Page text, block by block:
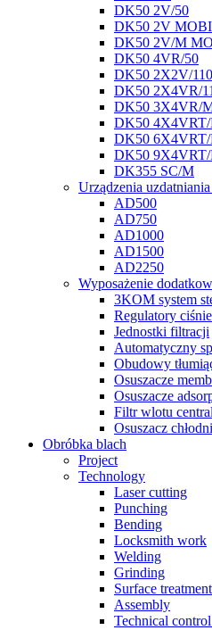
DK50 2V/50
DK50 2V
DK50 2V/M
DK50 4VR/50
DK50 2X2V/110
DK50 2X4VR/
DK50 3X4VR/
DK50
DK50
DK50
DK355 SC/M
Urządzenia
AD500
AD750
AD1000
AD1500
AD2250
Wyposażenie
3KOM system
Regulatory
Jednostki filtracji
Automatyczny
Obudowy
Osuszacze
Osuszacze
Filtr wlotu
Osuszacz
Obróbka blach
Project
Technology
Laser cutting
Punching
Bending
Locksmith work
Welding
Grinding
Surface treatment
Assembly
Technical